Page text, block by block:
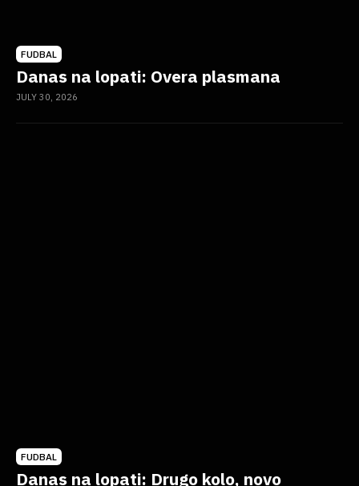
FUDBAL
Danas na lopati: Overa plasmana
JULY 30, 2026
FUDBAL
Danas na lopati: Drugo kolo, novo